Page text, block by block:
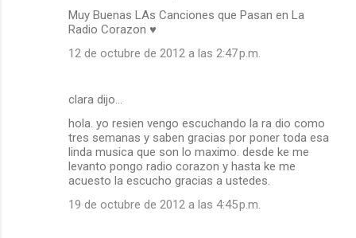
Muy Buenas LAs Canciones que Pasan en La
Radio Corazon ♥
12 de octubre de 2012 a las 2:47 p.m.
clara dijo…
hola. yo resien vengo escuchando la ra dio como
tres semanas y saben gracias por poner toda esa
linda musica que son lo maximo. desde ke me
levanto pongo radio corazon y hasta ke me
acuesto la escucho gracias a ustedes.
19 de octubre de 2012 a las 4:45 p.m.